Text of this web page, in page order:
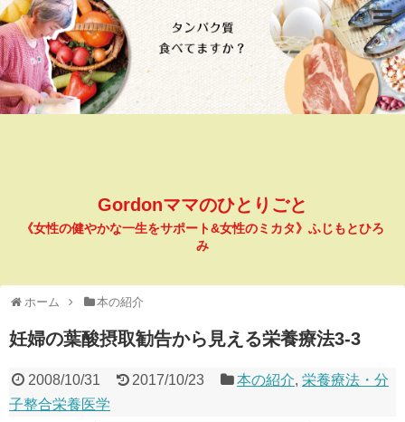
Gordonママのひとりごと
《女性の健やかな一生をサポート&女性のミカタ》ふじもとひろ
み
ホーム 本の紹介
妊婦の葉酸摂取勧告から見える栄養療法3-3
2008/10/31 2017/10/23 本の紹介,栄養療法・分
子整合栄養医学